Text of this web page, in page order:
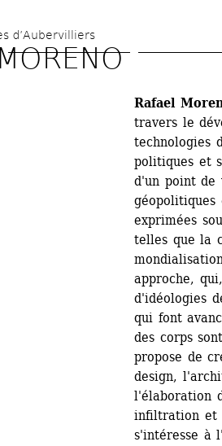
d’Aubervilliers
Rafael
travers le
technologies
politiques et
d'un point de
exprimées
telles que la
approche,
d'idéologies
qui font
des corps
propose de
design,
l'élaboration
infiltration et
s'intéresse à